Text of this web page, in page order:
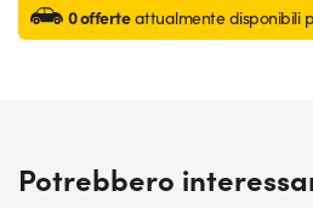
0 offerteattualmente disponibili
Potrebbero